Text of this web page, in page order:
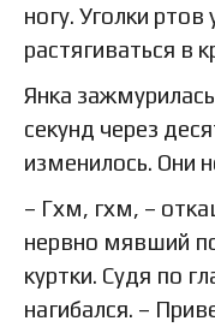
ногу. Уголки
растягиваться в
Янка
секунд через
изменилось. Они
– Гхм, гхм, –
нервно мявший
куртки. Судя по
нагибался. –